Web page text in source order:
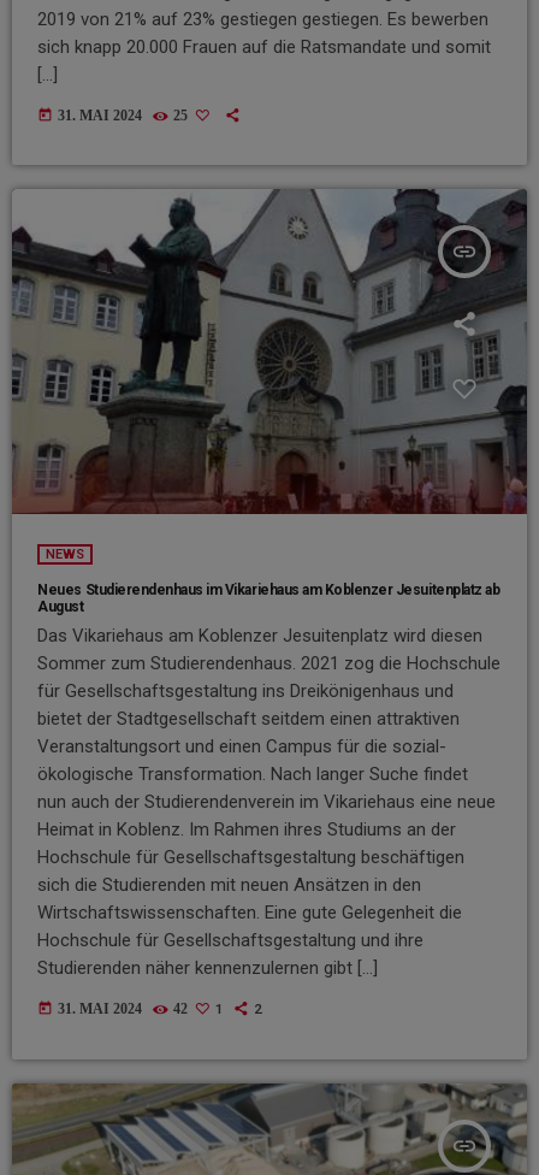
2019 von 21% auf 23% gestiegen gestiegen. Es bewerben
sich knapp 20.000 Frauen auf die Ratsmandate und somit
[…]
today 31. MAI 2024 25
insert_link
NEWS
Neues Studierendenhaus im Vikariehaus am Koblenzer Jesuitenplatz ab
August
Das Vikariehaus am Koblenzer Jesuitenplatz wird diesen
Sommer zum Studierendenhaus. 2021 zog die Hochschule
für Gesellschaftsgestaltung ins Dreikönigenhaus und
bietet der Stadtgesellschaft seitdem einen attraktiven
Veranstaltungsort und einen Campus für die sozial-
ökologische Transformation. Nach langer Suche findet
nun auch der Studierendenverein im Vikariehaus eine neue
Heimat in Koblenz. Im Rahmen ihres Studiums an der
Hochschule für Gesellschaftsgestaltung beschäftigen
sich die Studierenden mit neuen Ansätzen in den
Wirtschaftswissenschaften. Eine gute Gelegenheit die
Hochschule für Gesellschaftsgestaltung und ihre
Studierenden näher kennenzulernen gibt […]
today 31. MAI 2024 42 1 2
insert_link